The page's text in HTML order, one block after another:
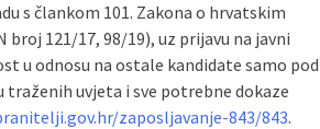
s člankom 101. Zakona o hrvatskim
121/17, 98/19), uz prijavu na javni
u odnosu na ostale kandidate samo pod
uvjeta i sve potrebne dokaze
zaposljavanje-843/843.